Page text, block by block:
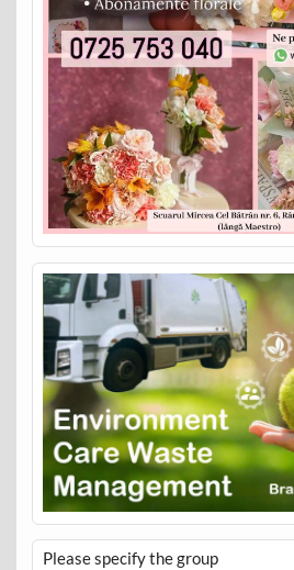
Please specify the group